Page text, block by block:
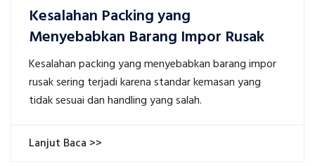
Kesalahan Packing yang
Menyebabkan Barang Impor Rusak
Kesalahan packing yang menyebabkan barang impor
rusak sering terjadi karena standar kemasan yang
tidak sesuai dan handling yang salah.
Lanjut Baca >>